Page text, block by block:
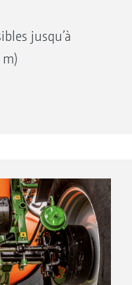
jusqu’à
h (en fonction
de 1,50 à 2,25